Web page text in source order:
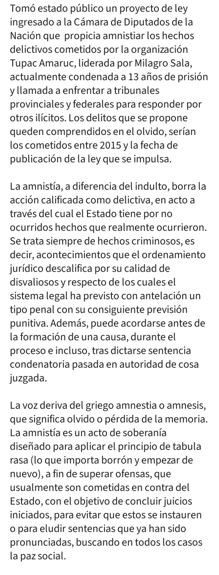
Tomó estado público un proyecto de ley
ingresado a la Cámara de Diputados de la
Nación que propicia amnistiar los hechos
delictivos cometidos por la organización
Tupac Amaruc, liderada por Milagro Sala,
actualmente condenada a 13 años de prisión
y llamada a enfrentar a tribunales
provinciales y federales para responder por
otros ilícitos. Los delitos que se propone
queden comprendidos en el olvido, serían
los cometidos entre 2015 y la fecha de
publicación de la ley que se impulsa.
La amnistía, a diferencia del indulto, borra la
acción calificada como delictiva, en acto a
través del cual el Estado tiene por no
ocurridos hechos que realmente ocurrieron.
Se trata siempre de hechos criminosos, es
decir, acontecimientos que el ordenamiento
jurídico descalifica por su calidad de
disvaliosos y respecto de los cuales el
sistema legal ha previsto con antelación un
tipo penal con su consiguiente previsión
punitiva. Además, puede acordarse antes de
la formación de una causa, durante el
proceso e incluso, tras dictarse sentencia
condenatoria pasada en autoridad de cosa
juzgada.
La voz deriva del griego amnestia o amnesis,
que significa olvido o pérdida de la memoria.
La amnistía es un acto de soberanía
diseñado para aplicar el principio de tabula
rasa (lo que importa borrón y empezar de
nuevo), a fin de superar ofensas, que
usualmente son cometidas en contra del
Estado, con el objetivo de concluir juicios
iniciados, para evitar que estos se instauren
o para eludir sentencias que ya han sido
pronunciadas, buscando en todos los casos
la paz social.